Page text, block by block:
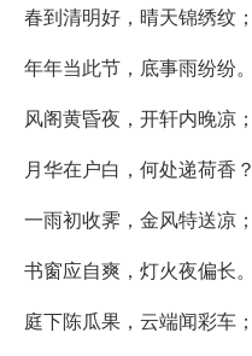
春到清明好，晴天锦绣纹；
年年当此节，底事雨纷纷。
风阁黄昏夜，开轩内晚凉；
月华在户白，何处递荷香？
一雨初收霁，金风特送凉；
书窗应自爽，灯火夜偏长。
庭下陈瓜果，云端闻彩车；